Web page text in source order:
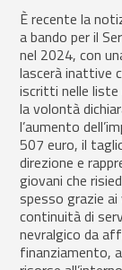
È recente la
a bando per il
nel 2024, con
lascerà inattive
iscritti nelle liste
la volontà
l’aumento
507 euro, il
direzione e
giovani che
spesso grazie
continuità di
nevralgico da
finanziamento,